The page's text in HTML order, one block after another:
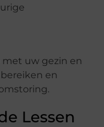
uw gezin en
en
Lessen